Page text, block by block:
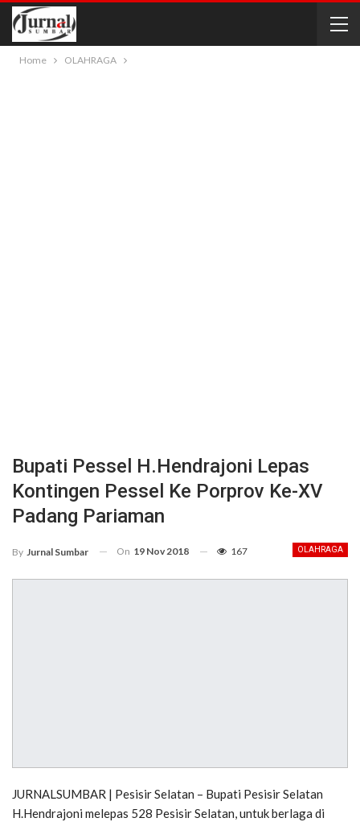
Home OLAHRAGA
Bupati Pessel H.Hendrajoni Lepas
Kontingen Pessel Ke Porprov Ke-XV
Padang Pariaman
OLAHRAGA
By Jurnal Sumbar On 19 Nov 2018 167
JURNALSUMBAR | Pesisir Selatan – Bupati Pesisir Selatan
H.Hendrajoni melepas 528 Pesisir Selatan, untuk berlaga di